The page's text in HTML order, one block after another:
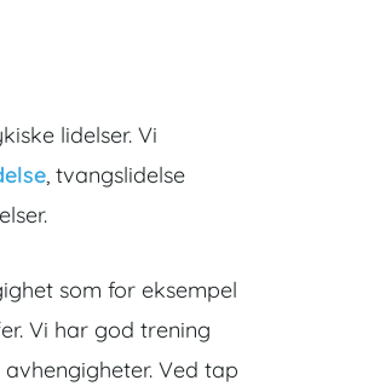
lidelser. Vi
, tvangslidelse
som for eksempel
Vi har god trening
Ved tap